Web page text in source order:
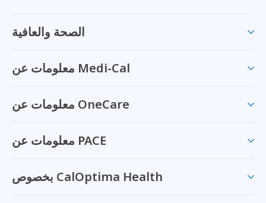
الصحة والعافية
معلومات عن Medi-Cal
معلومات عن OneCare
معلومات عن PACE
بخصوص CalOptima Health